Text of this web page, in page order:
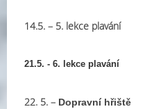
14.5. – 5. lekce plavání
21.5. - 6. lekce plavání
22. 5. – Dopravní hřiště